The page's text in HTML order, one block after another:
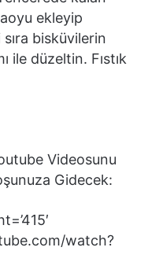
ekleyip
bisküvilerin
ile düzeltin. Fıstık
Videosunu
Gidecek:
watch?